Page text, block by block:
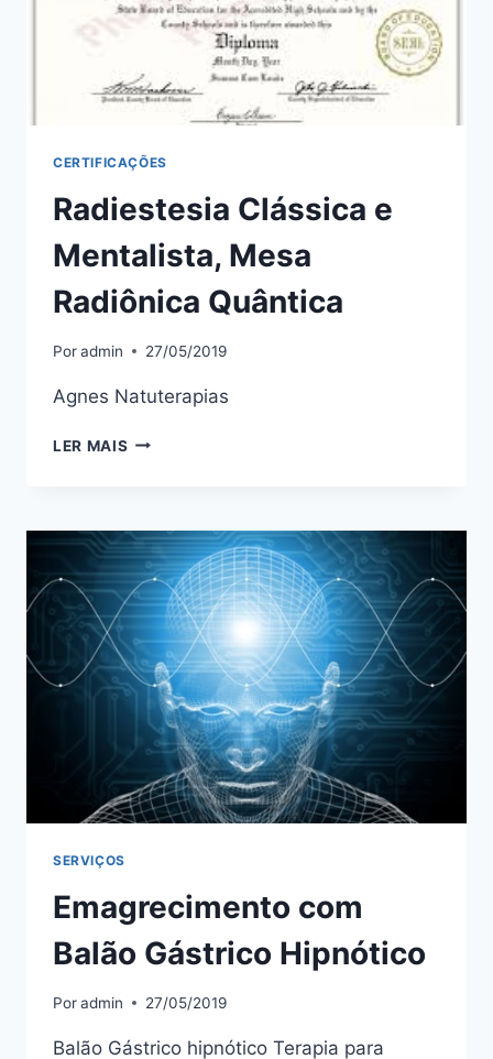
CERTIFICAÇÕES
Radiestesia Clássica e
Mentalista, Mesa
Radiônica Quântica
Poradmin 27/05/2019
Agnes Natuterapias
LER MAIS RADIESTESIA
MESA
RADIÔNICA
QUÂNTICA
SERVIÇOS
Emagrecimento com
Balão Gástrico Hipnótico
Poradmin 27/05/2019
Balão Gástrico hipnótico Terapia para